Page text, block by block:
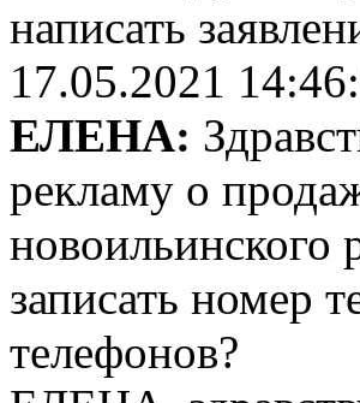
написать
17.05.2021
ЕЛЕНА:
рекламу о
новоильинского
записать номер
телефонов?